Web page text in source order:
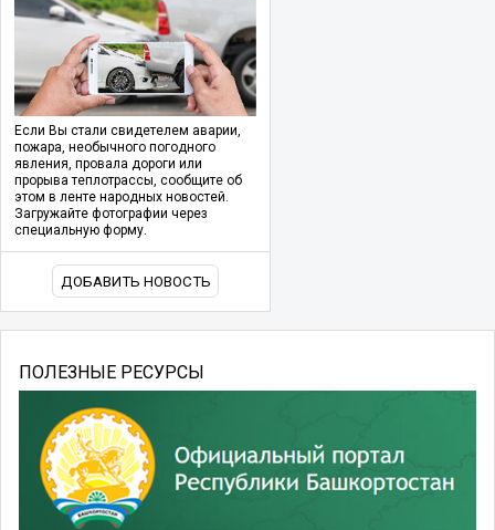
Если Вы стали свидетелем аварии,
пожара, необычного погодного
явления, провала дороги или
прорыва теплотрассы, сообщите об
этом в ленте народных новостей.
Загружайте фотографии через
специальную форму.
ДОБАВИТЬ НОВОСТЬ
ПОЛЕЗНЫЕ РЕСУРСЫ